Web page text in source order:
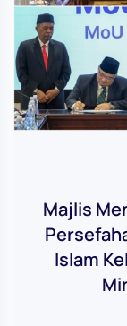
Majlis
Islam